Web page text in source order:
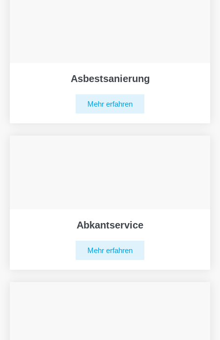
Asbestsanierung
Mehr erfahren
Abkantservice
Mehr erfahren